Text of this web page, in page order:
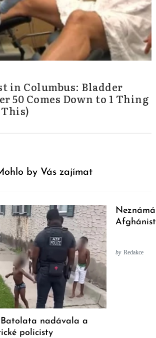
in Columbus: Bladder
50 Comes Down to 1 Thing
by Vás zajímat
Batolata nadávala a
policisty
by Redakce